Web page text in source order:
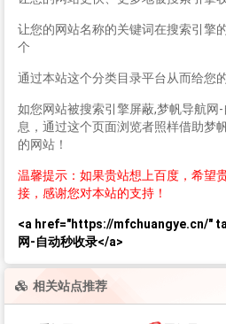
让您的网站名称的关键词在搜索引擎
个
通过本站这个分类目录平台从而给您
如您网站被搜索引擎屏蔽,梦帆导航网
息，通过这个页面浏览者照样借助梦
的网站！
温馨提示：如果贵站想上百度，希望
接，感谢您对本站的支持！
<a href="https://mfchuangye.cn/"
网-自动秒收录</a>
相关站点推荐